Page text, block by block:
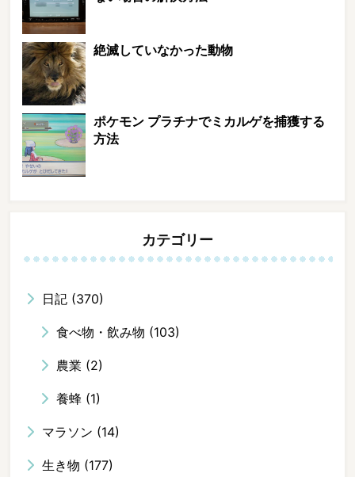
絶滅していなかった動物
ポケモン プラチナでミカルゲを捕獲する
方法
カテゴリー
日記 (370)
食べ物・飲み物 (103)
農業 (2)
養蜂 (1)
マラソン (14)
生き物 (177)